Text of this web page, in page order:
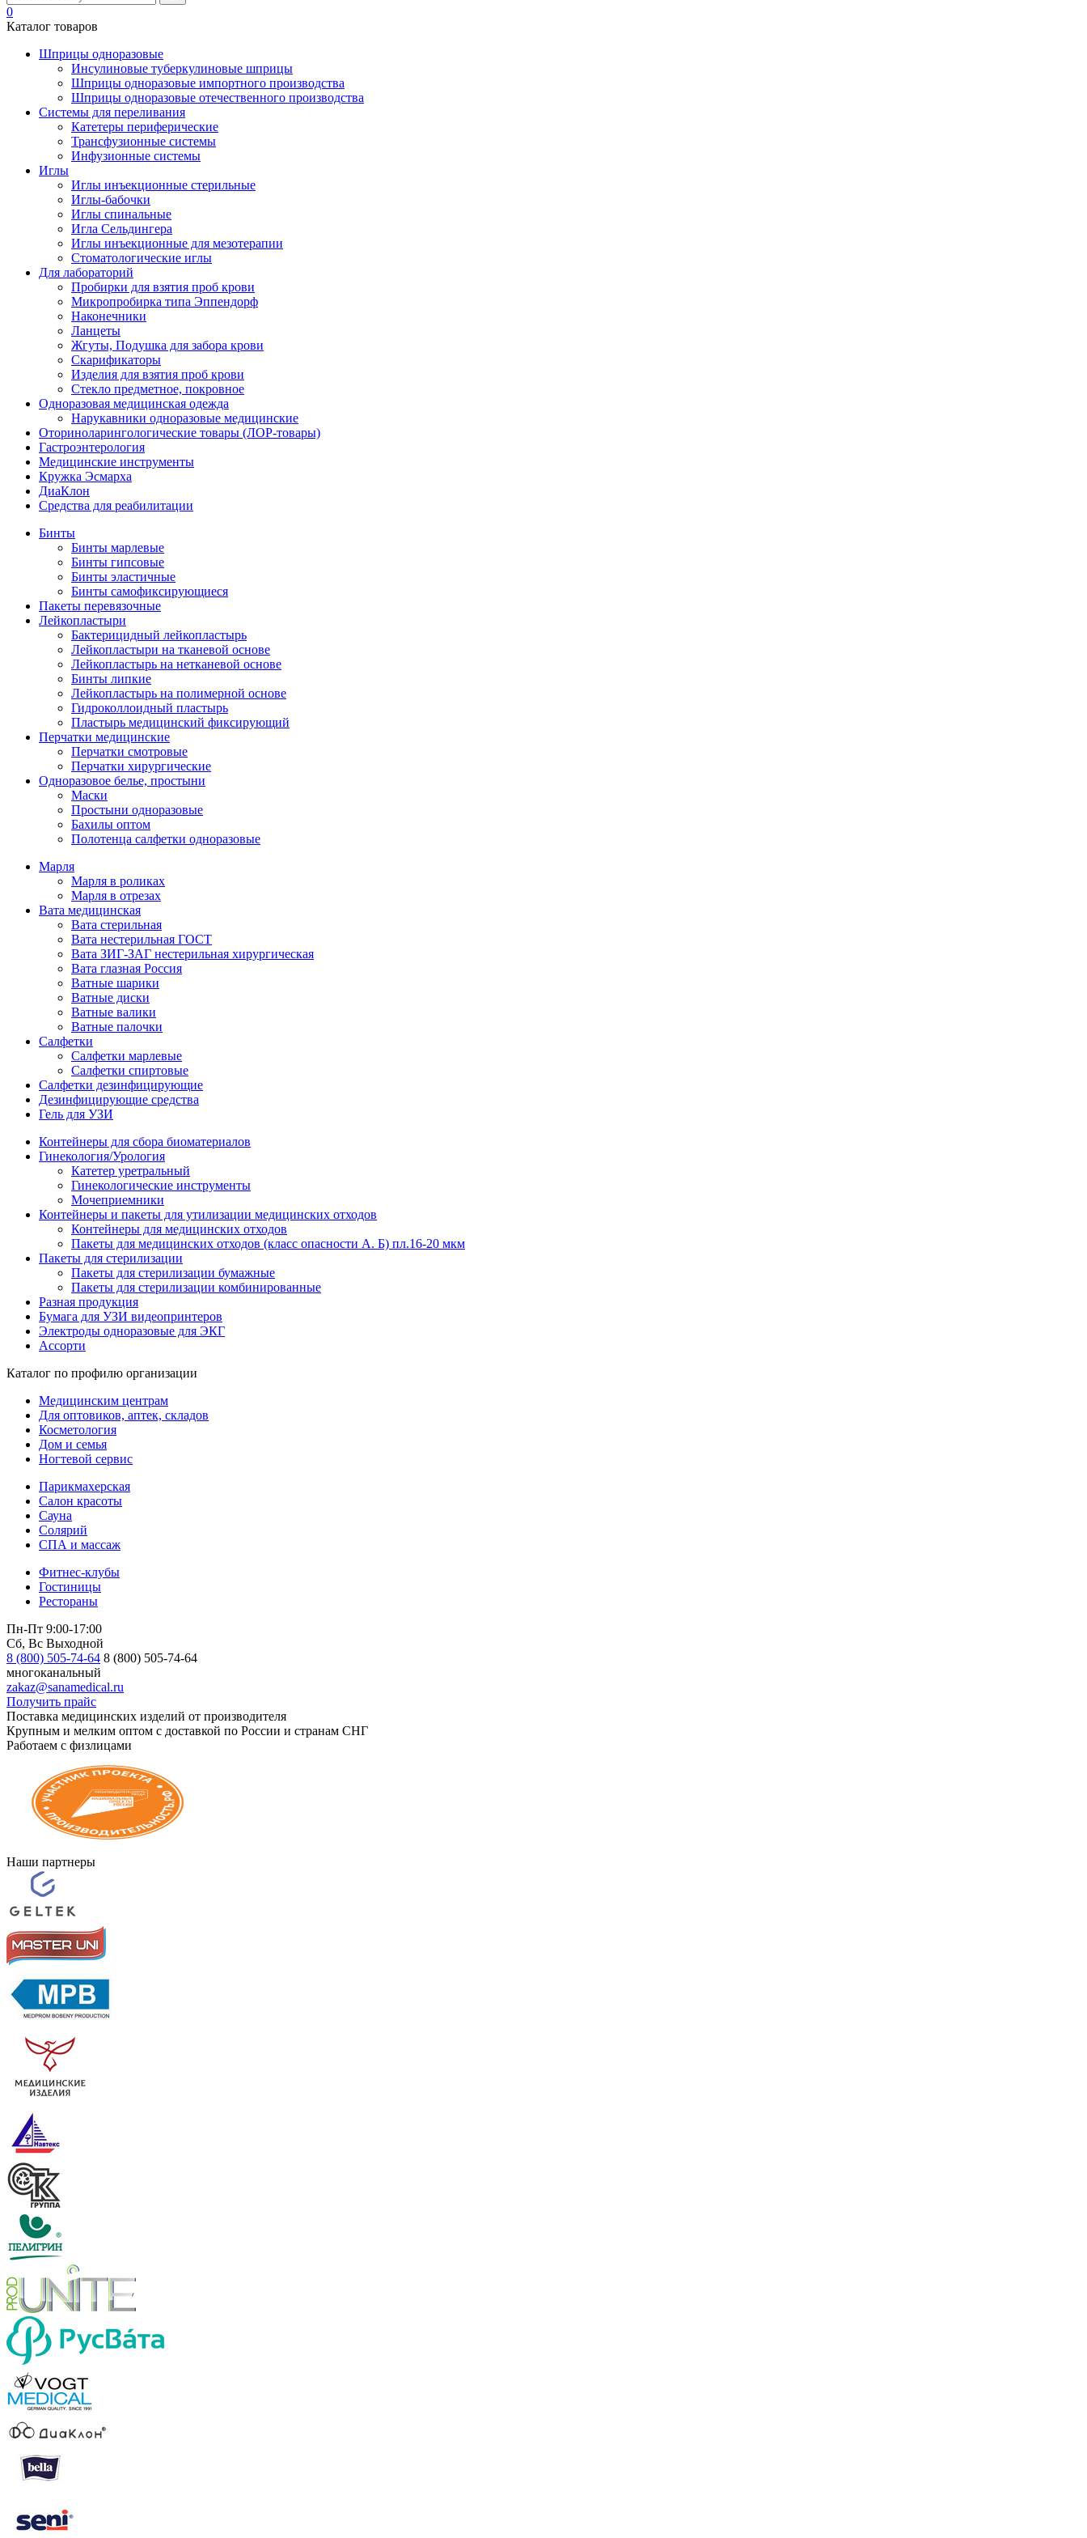
0
Каталог товаров
Шприцы одноразовые
Инсулиновые туберкулиновые шприцы
Шприцы одноразовые импортного производства
Шприцы одноразовые отечественного производства
Системы для переливания
Катетеры периферические
Трансфузионные системы
Инфузионные системы
Иглы
Иглы инъекционные стерильные
Иглы-бабочки
Иглы спинальные
Игла Сельдингера
Иглы инъекционные для мезотерапии
Стоматологические иглы
Для лабораторий
Пробирки для взятия проб крови
Микропробирка типа Эппендорф
Наконечники
Ланцеты
Жгуты, Подушка для забора крови
Скарификаторы
Изделия для взятия проб крови
Стекло предметное, покровное
Одноразовая медицинская одежда
Нарукавники одноразовые медицинские
Оториноларингологические товары (ЛОР-товары)
Гастроэнтерология
Медицинские инструменты
Кружка Эсмарха
ДиаКлон
Средства для реабилитации
Бинты
Бинты марлевые
Бинты гипсовые
Бинты эластичные
Бинты самофиксирующиеся
Пакеты перевязочные
Лейкопластыри
Бактерицидный лейкопластырь
Лейкопластыри на тканевой основе
Лейкопластырь на нетканевой основе
Бинты липкие
Лейкопластырь на полимерной основе
Гидроколлоидный пластырь
Пластырь медицинский фиксирующий
Перчатки медицинские
Перчатки смотровые
Перчатки хирургические
Одноразовое белье, простыни
Маски
Простыни одноразовые
Бахилы оптом
Полотенца салфетки одноразовые
Марля
Марля в роликах
Марля в отрезах
Вата медицинская
Вата стерильная
Вата нестерильная ГОСТ
Вата ЗИГ-ЗАГ нестерильная хирургическая
Вата глазная Россия
Ватные шарики
Ватные диски
Ватные валики
Ватные палочки
Салфетки
Салфетки марлевые
Салфетки спиртовые
Салфетки дезинфицирующие
Дезинфицирующие средства
Гель для УЗИ
Контейнеры для сбора биоматериалов
Гинекология/Урология
Катетер уретральный
Гинекологические инструменты
Мочеприемники
Контейнеры и пакеты для утилизации медицинских отходов
Контейнеры для медицинских отходов
Пакеты для медицинских отходов (класс опасности А. Б) пл.16-20 мкм
Пакеты для стерилизации
Пакеты для стерилизации бумажные
Пакеты для стерилизации комбинированные
Разная продукция
Бумага для УЗИ видеопринтеров
Электроды одноразовые для ЭКГ
Ассорти
Каталог по профилю организации
Медицинским центрам
Для оптовиков, аптек, складов
Косметология
Дом и семья
Ногтевой сервис
Парикмахерская
Салон красоты
Сауна
Солярий
СПА и массаж
Фитнес-клубы
Гостиницы
Рестораны
Пн-Пт 9:00-17:00
Сб, Вс Выходной
8 (800) 505-74-64 8 (800) 505-74-64
многоканальный
zakaz@sanamedical.ru
Получить прайс
Поставка медицинских изделий от производителя
Крупным и мелким оптом с доставкой по России и странам СНГ
Работаем с физлицами
Наши партнеры